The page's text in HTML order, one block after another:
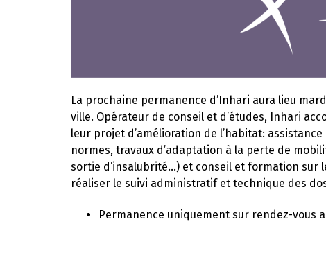
La prochaine permanence d’Inhari aura lieu
ville. Opérateur de conseil et d’études, Inhari
leur projet d’amélioration de l’habitat:
normes, travaux d’adaptation à la perte de
sortie d’insalubrité…) et conseil et formation sur
réaliser le suivi administratif et technique des
Permanence uniquement sur rendez-vous